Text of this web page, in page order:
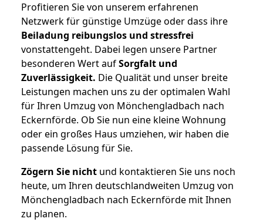
Profitieren Sie von unserem erfahrenen
Netzwerk für günstige Umzüge oder dass ihre
Beiladung reibungslos und stressfrei
vonstattengeht. Dabei legen unsere Partner
besonderen Wert aufSorgfalt und
Zuverlässigkeit. Die Qualität und unser breite
Leistungen machen uns zu der optimalen Wahl
für Ihren Umzug von Mönchengladbach nach
Eckernförde. Ob Sie nun eine kleine Wohnung
oder ein großes Haus umziehen, wir haben die
passende Lösung für Sie.
Zögern Sie nicht und kontaktieren Sie uns noch
heute, um Ihren deutschlandweiten Umzug von
Mönchengladbach nach Eckernförde mit Ihnen
zu planen.